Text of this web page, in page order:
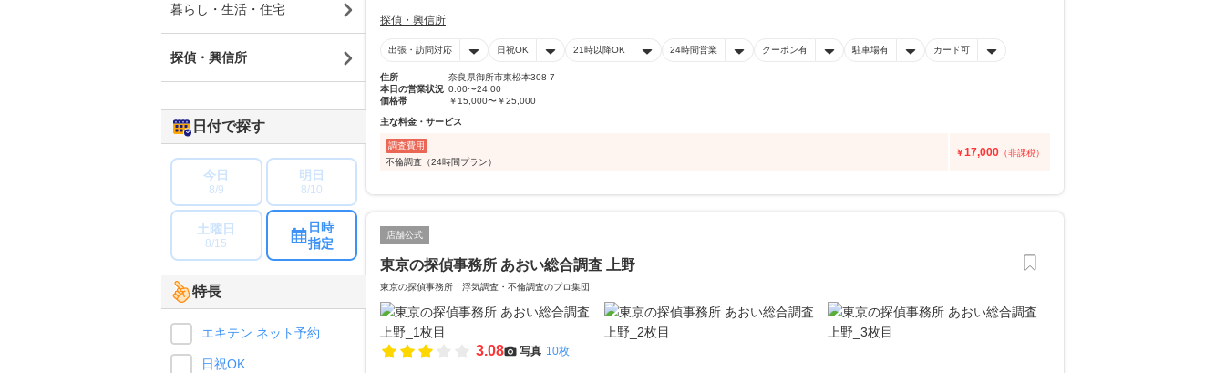
探偵・興信所
出張・訪問対応 日祝OK 21時以降OK 24時間営業 クーポン有 駐車場有 カード可
住所
奈良県御所市東松本308-7
本日の営業状況 0:00〜24:00
価格帯
￥15,000〜￥25,000
主な料金・サービス
調査費用
不倫調査（24時間プラン）
￥17,000 （非課税）
店舗公式
東京の探偵事務所 あおい総合調査 上野
東京の探偵事務所 浮気調査・不倫調査のプロ集団
3.08 写真 10枚
暮らし・生活・住宅
探偵・興信所
日付で探す
今日
8/9
明日
8/10
土曜日
8/15
日時
指定
特長
エキテン ネット予約
日祝OK